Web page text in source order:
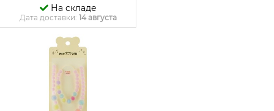
На складе
Дата доставки: 14 августа